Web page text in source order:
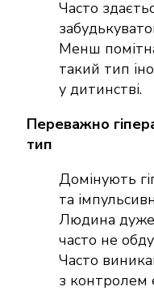
Часто
Менш
такий тип
у дитинстві.
Переважно
тип
Домінують
та
Людина дуже
часто не
Часто
з контролем